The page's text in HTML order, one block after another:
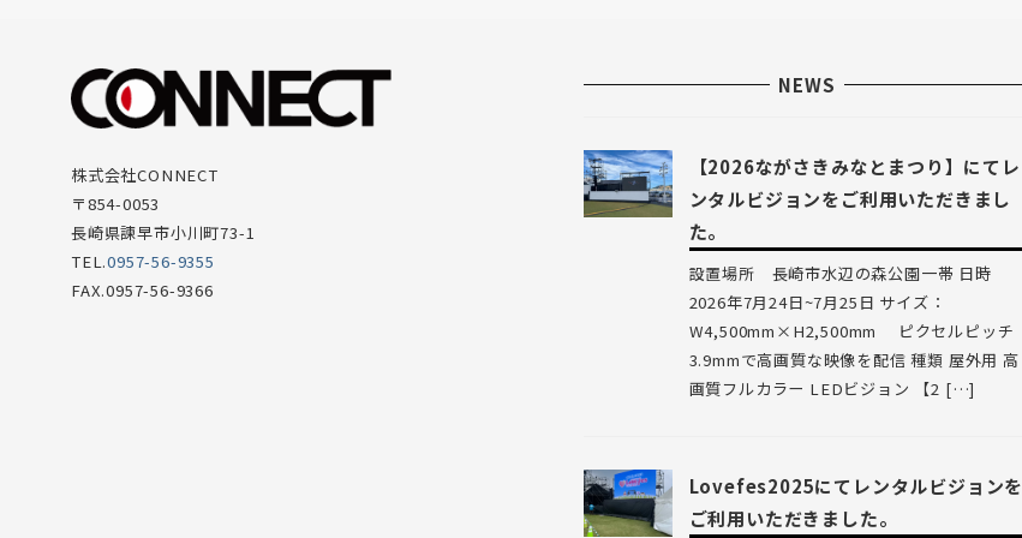
項
株式会社CONNECT
〒854-0053
長崎県諫早市小川町73-1
TEL.0957-56-9355
FAX.0957-56-9366
NEWS
【2026ながさきみなとまつり】にてレ
ンタルビジョンをご利用いただきまし
た。
設置場所 長崎市水辺の森公園一帯 日時
2026年7月24日~7月25日 サイズ：
W4,500mm×H2,500mm ピクセルピッチ
3.9mmで高画質な映像を配信 種類 屋外用 高
画質フルカラー LEDビジョン 【2 […]
Lovefes2025にてレンタルビジョンを
ご利用いただきました。